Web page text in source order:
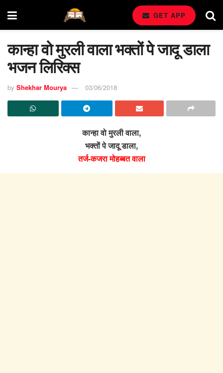
GET APP
कान्हा वो मुरली वाला भक्तों पे जादू डाला
भजन लिरिक्स
by Shekhar Mourya 03/06/2018
कान्हा वो मुरली वाला,
भक्तों पे जादू डाला,
तर्ज-कजरा मोहब्बत वाला